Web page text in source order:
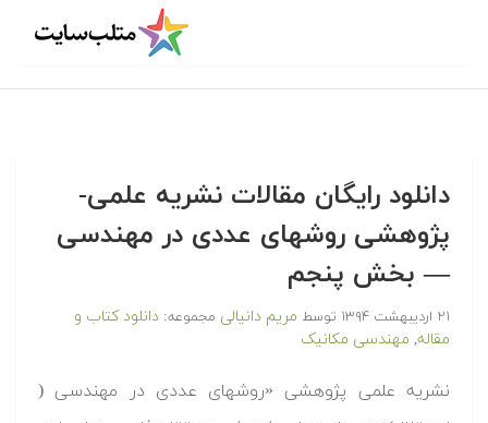
دانلود رایگان مقالات نشریه علمی-
پژوهشی روشهای عددی در مهندسی
— بخش پنجم
۲۱ اردیبهشت ۱۳۹۴ توسط مریم دانیالی مجموعه: دانلود کتاب و
مقاله, مهندسی مکانیک
نشریه علمی پژوهشی «روشهای عددی در مهندسی (